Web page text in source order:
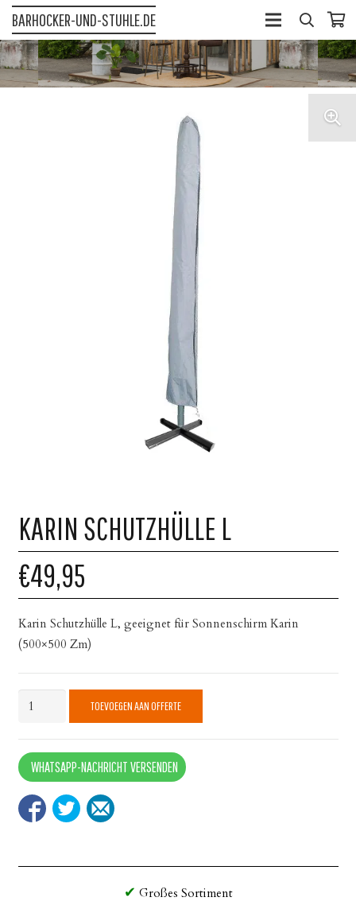
BARHOCKER-UND-STUHLE.DE
KARIN SCHUTZHÜLLE L
€49,95
Karin Schutzhülle L, geeignet für Sonnenschirm Karin
(500×500 Zm)
Karin
Schutzhülle
L
quantity
TOEVOEGEN AAN OFFERTE
WHATSAPP-NACHRICHT VERSENDEN
Großes Sortiment